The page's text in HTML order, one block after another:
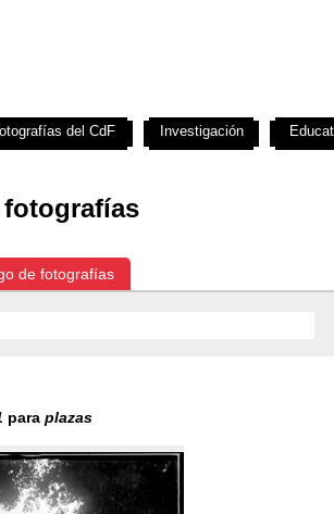
de fotografías
para plazas
del CdF Investigación